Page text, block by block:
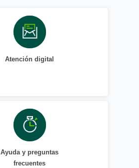
Atención digital
Ayuda y preguntas
frecuentes